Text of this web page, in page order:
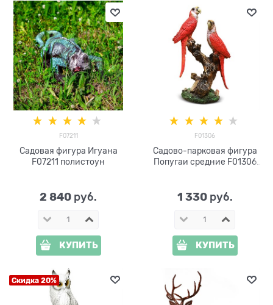
F07211
Садовая фигура Игуана
F07211 полистоун
2 840 руб.
КУПИТЬ
F01306
Садово-парковая фигура
Попугаи средние F01306
1 330 руб.
КУПИТЬ
Скидка 20%